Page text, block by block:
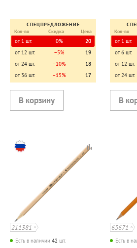
СПЕЦПРЕДЛОЖЕНИЕ
Кол-во
Скидка Цена
от 1 шт. 0%
20
от 12 шт.
−5%
19
от 24 шт.
−10%
18
от 36 шт.
−15% 17
Кол-во
от 1 шт.
от 6 шт.
от 12 шт.
от 24 шт.
211381
Есть в наличии 42 шт.
65671
Есть в